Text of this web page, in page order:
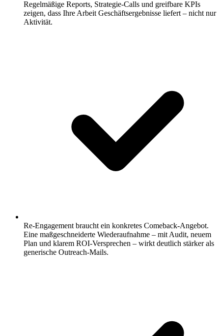
Regelmäßige Reports, Strategie-Calls und greifbare KPIs
zeigen, dass Ihre Arbeit Geschäftsergebnisse liefert – nicht nur
Aktivität.
Re-Engagement braucht ein konkretes Comeback-Angebot.
Eine maßgeschneiderte Wiederaufnahme – mit Audit, neuem
Plan und klarem ROI-Versprechen – wirkt deutlich stärker als
generische Outreach-Mails.